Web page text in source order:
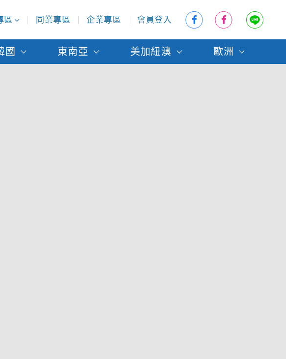
區 同業專區 企業專區 會員登入
國 東南亞 美加紐澳 歐洲